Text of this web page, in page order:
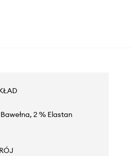
2 % Elastan